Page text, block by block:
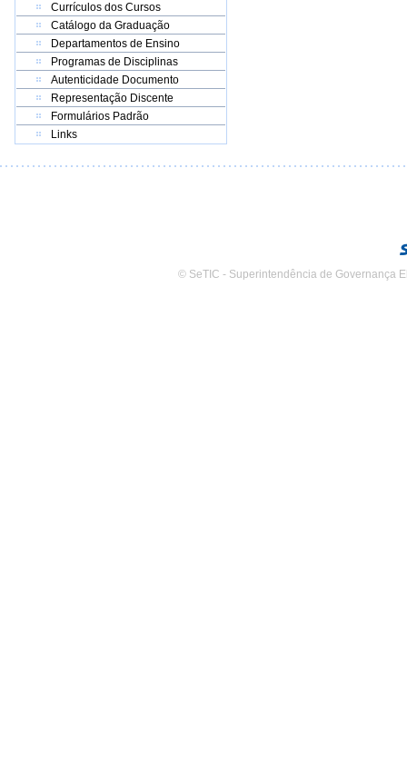
Currículos dos Cursos
Catálogo da Graduação
Departamentos de Ensino
Programas de Disciplinas
Autenticidade Documento
Representação Discente
Formulários Padrão
Links
© SeTIC - Superintendência de Governança